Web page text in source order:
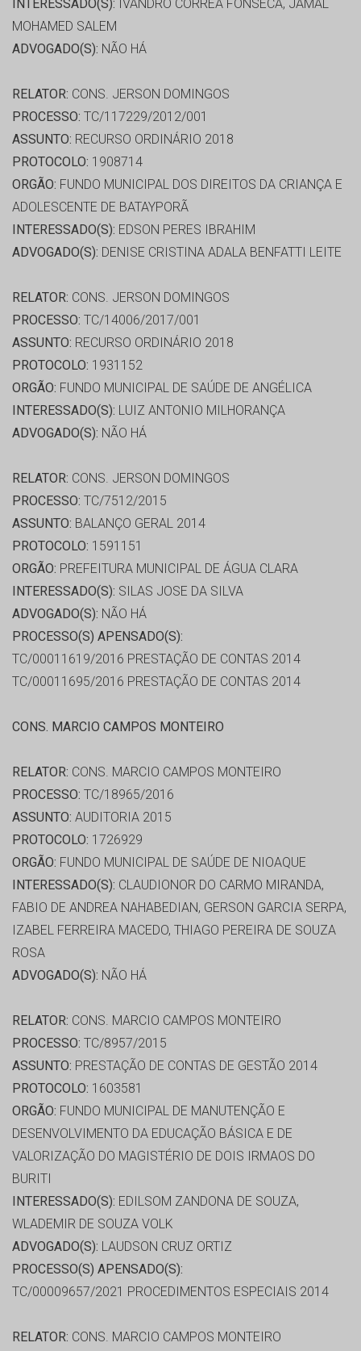
INTERESSADO(S): IVANDRO CORREA FONSECA, JAMAL
MOHAMED SALEM
ADVOGADO(S): NÃO HÁ
RELATOR: CONS. JERSON DOMINGOS
PROCESSO: TC/117229/2012/001
ASSUNTO: RECURSO ORDINÁRIO 2018
PROTOCOLO: 1908714
ORGÃO: FUNDO MUNICIPAL DOS DIREITOS DA CRIANÇA E
ADOLESCENTE DE BATAYPORÃ
INTERESSADO(S): EDSON PERES IBRAHIM
ADVOGADO(S): DENISE CRISTINA ADALA BENFATTI LEITE
RELATOR: CONS. JERSON DOMINGOS
PROCESSO: TC/14006/2017/001
ASSUNTO: RECURSO ORDINÁRIO 2018
PROTOCOLO: 1931152
ORGÃO: FUNDO MUNICIPAL DE SAÚDE DE ANGÉLICA
INTERESSADO(S): LUIZ ANTONIO MILHORANÇA
ADVOGADO(S): NÃO HÁ
RELATOR: CONS. JERSON DOMINGOS
PROCESSO: TC/7512/2015
ASSUNTO: BALANÇO GERAL 2014
PROTOCOLO: 1591151
ORGÃO: PREFEITURA MUNICIPAL DE ÁGUA CLARA
INTERESSADO(S): SILAS JOSE DA SILVA
ADVOGADO(S): NÃO HÁ
PROCESSO(S) APENSADO(S):
TC/00011619/2016 PRESTAÇÃO DE CONTAS 2014
TC/00011695/2016 PRESTAÇÃO DE CONTAS 2014
CONS. MARCIO CAMPOS MONTEIRO
RELATOR: CONS. MARCIO CAMPOS MONTEIRO
PROCESSO: TC/18965/2016
ASSUNTO: AUDITORIA 2015
PROTOCOLO: 1726929
ORGÃO: FUNDO MUNICIPAL DE SAÚDE DE NIOAQUE
INTERESSADO(S): CLAUDIONOR DO CARMO MIRANDA,
FABIO DE ANDREA NAHABEDIAN, GERSON GARCIA SERPA,
IZABEL FERREIRA MACEDO, THIAGO PEREIRA DE SOUZA
ROSA
ADVOGADO(S): NÃO HÁ
RELATOR: CONS. MARCIO CAMPOS MONTEIRO
PROCESSO: TC/8957/2015
ASSUNTO: PRESTAÇÃO DE CONTAS DE GESTÃO 2014
PROTOCOLO: 1603581
ORGÃO: FUNDO MUNICIPAL DE MANUTENÇÃO E
DESENVOLVIMENTO DA EDUCAÇÃO BÁSICA E DE
VALORIZAÇÃO DO MAGISTÉRIO DE DOIS IRMAOS DO
BURITI
INTERESSADO(S): EDILSOM ZANDONA DE SOUZA,
WLADEMIR DE SOUZA VOLK
ADVOGADO(S): LAUDSON CRUZ ORTIZ
PROCESSO(S) APENSADO(S):
TC/00009657/2021 PROCEDIMENTOS ESPECIAIS 2014
RELATOR: CONS. MARCIO CAMPOS MONTEIRO